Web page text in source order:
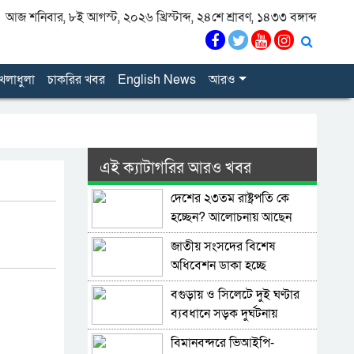
আজ শনিবার, ৮ই আগস্ট, ২০২৬ খ্রিস্টাব্দ, ২৪শে শ্রাবণ, ১৪৩৩ বঙ্গাব্দ
চাকরির খবর English News আরও
এই ক্যাটাগরির আরও খবর
দেশের ২৩তম রাষ্ট্রপতি কে
হচ্ছেন? আলোচনায় আছেন
কারা?
জাতীয় সংসদের বিশেষ
অধিবেশন ডাকা হচ্ছে
বগুড়ায় ও সিলেটে দুই ঘণ্টার
ব্যবধানে সড়ক দুর্ঘটনায়
শিশুসহ প্রাণ গেল ১৫ জনের
বিমানবন্দরে ভিআইপি-